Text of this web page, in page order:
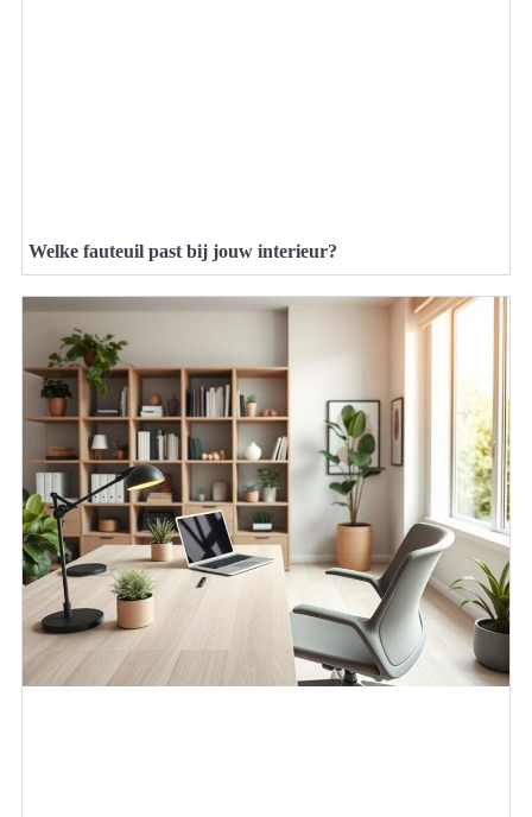
Welke fauteuil past bij jouw interieur?